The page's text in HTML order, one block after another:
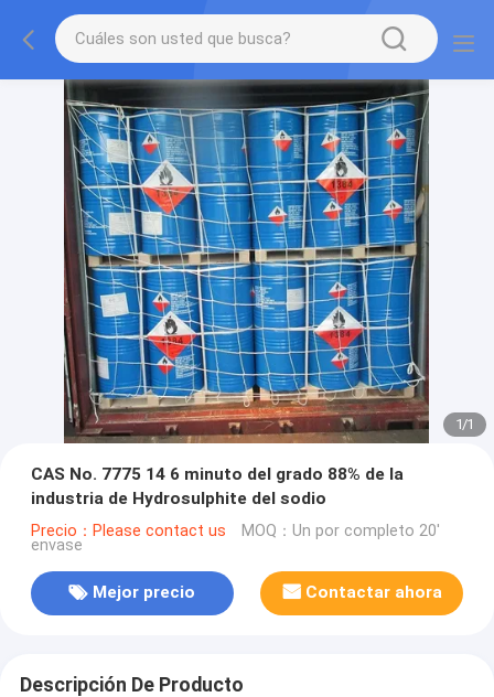
1/1
CAS No. 7775 14 6 minuto del grado 88% de la
industria de Hydrosulphite del sodio
Precio：Please contact us MOQ：Un por completo 20'
envase
Mejor precio Contactar ahora
Descripción De Producto